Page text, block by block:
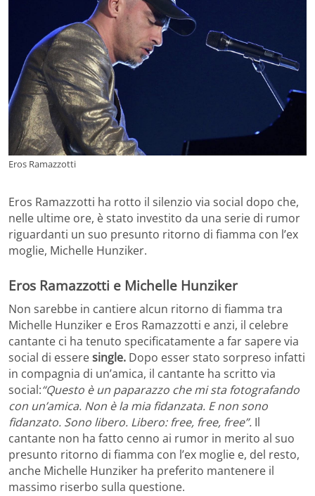
Eros Ramazzotti
Eros Ramazzotti ha rotto il silenzio via social dopo che,
nelle ultime ore, è stato investito da una serie di rumor
riguardanti un suo presunto ritorno di fiamma con l’ex
moglie, Michelle Hunziker.
Eros Ramazzotti e Michelle Hunziker
Non sarebbe in cantiere alcun ritorno di fiamma tra
Michelle Hunziker e Eros Ramazzotti e anzi, il celebre
cantante ci ha tenuto specificatamente a far sapere via
social di esseresingle. Dopo esser stato sorpreso infatti
in compagnia di un’amica, il cantante ha scritto via
social:“Questo è un paparazzo che mi sta fotografando
con un’amica. Non è la mia fidanzata. E non sono
fidanzato. Sono libero. Libero: free, free, free”. Il
cantante non ha fatto cenno ai rumor in merito al suo
presunto ritorno di fiamma con l’ex moglie e, del resto,
anche Michelle Hunziker ha preferito mantenere il
massimo riserbo sulla questione.